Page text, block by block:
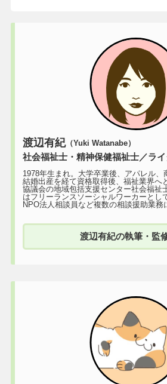
渡辺有紀（Yuki Watanabe）
社会福祉士・精神保健福祉士／ラ
1978年生まれ。大学卒業後、アパレル、
結婚出産を経て資格取得後、福祉業界へ
協議会の地域包括支援センター社会福祉
はフリーランスソーシャルワーカーとし
NPO法人相談員など複数の相談援助業務
渡辺有紀の執筆・監